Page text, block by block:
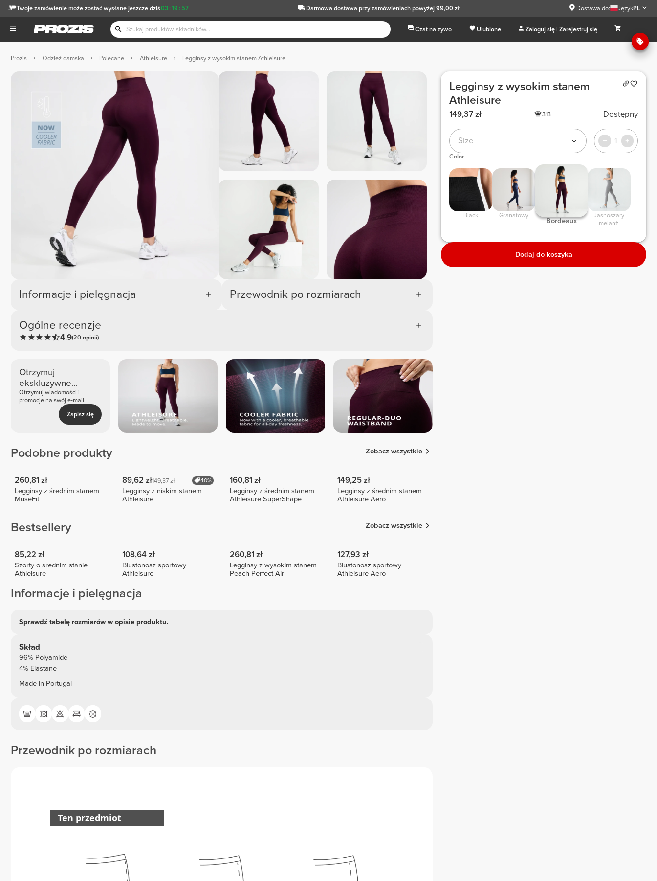
03 :19 : 56
Twoje zamówienie może zostać wysłane jeszcze dziś Darmowa dostawa przy zamówieniach powyżej 99,00 zł Dostawa do: JęzykPL
Czat na zywo Ulubione Zaloguj się | Zarejestruj się
Prozis Odzież damska Polecane Athleisure Legginsy z wysokim stanem Athleisure
Informacje i pielęgnacja
Ogólne recenzje
4.9(20 opinii)
Przewodnik po rozmiarach
Otrzymuj
ekskluzywne
nowości i oferty
Otrzymuj wiadomości i
promocje na swój e-mail
Zapisz się
Podobne produkty Zobacz wszystkie
260,81 zł
Legginsy z średnim stanem
MuseFit
89,62 zł149,37 zł 40%
Legginsy z niskim stanem
Athleisure
160,81 zł
Legginsy z średnim stanem
Athleisure SuperShape
149,25 zł
Legginsy z średnim stanem
Athleisure Aero
Bestsellery Zobacz wszystkie
85,22 zł
Szorty o średnim stanie
Athleisure
108,64 zł
Biustonosz sportowy
Athleisure
260,81 zł
Legginsy z wysokim stanem
Peach Perfect Air
127,93 zł
Biustonosz sportowy
Athleisure Aero
Informacje i pielęgnacja
Sprawdź tabelę rozmiarów w opisie produktu.
Skład
96% Polyamide
4% Elastane
Made in Portugal
Przewodnik po rozmiarach
Ten przedmiot
Legginsy z wysokim stanem
Athleisure
149,37 zł 313 Dostępny
Size 1
Color
Black Granatowy
Bordeaux
Jasnoszary
melanż
Dodaj do koszyka